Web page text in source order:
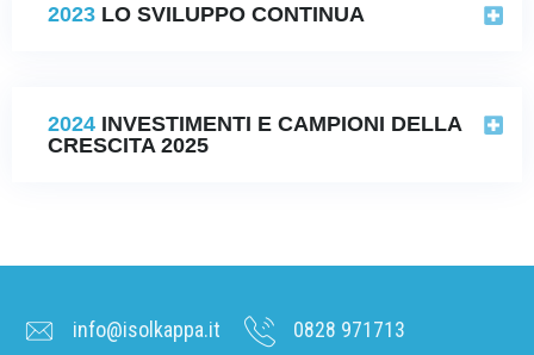
2023 LO SVILUPPO CONTINUA
2024 INVESTIMENTI E CAMPIONI DELLA
CRESCITA 2025
info@isolkappa.it 0828 971713